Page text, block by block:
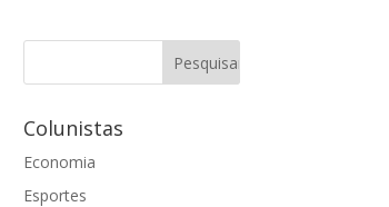
Colunistas
Economia
Esportes